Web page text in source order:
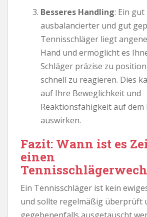
Besseres Handling: Ein gut
ausbalancierter und gut
Tennisschläger liegt
Hand und ermöglicht es
Schläger präzise zu
schnell zu reagieren. Dies
auf Ihre Beweglichkeit und
Reaktionsfähigkeit auf dem
auswirken.
Fazit: Wann ist es
einen
Ein Tennisschläger ist kein
und sollte regelmäßig überprüft